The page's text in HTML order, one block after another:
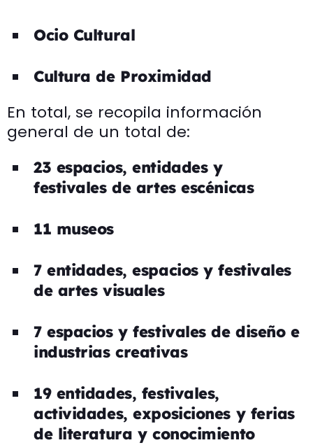
Ocio Cultural
Cultura de Proximidad
En total, se recopila información
general de un total de:
23 espacios, entidades y
festivales de artes escénicas
11 museos
7 entidades, espacios y festivales
de artes visuales
7 espacios y festivales de diseño e
industrias creativas
19 entidades, festivales,
actividades, exposiciones y ferias
de literatura y conocimiento